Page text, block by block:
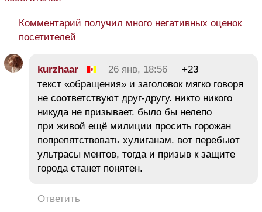
Комментарий получил много негативных оценок
посетителей
kurzhaar 26 янв, 18:56
+23
текст «обращения» и заголовок мягко говоря
не соответствуют друг-другу. никто никого
никуда не призывает. было бы нелепо
при живой ещё милиции просить горожан
попрепятствовать хулиганам. вот перебьют
ультрасы ментов, тогда и призыв к защите
города станет понятен.
Ответить